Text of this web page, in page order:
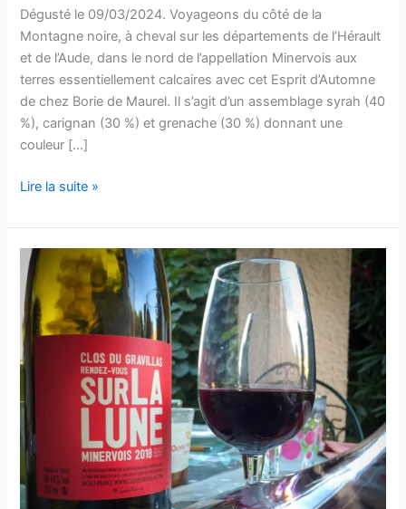
Dégusté le 09/03/2024. Voyageons du côté de la
Montagne noire, à cheval sur les départements de l’Hérault
et de l’Aude, dans le nord de l’appellation Minervois aux
terres essentiellement calcaires avec cet Esprit d’Automne
de chez Borie de Maurel. Il s’agit d’un assemblage syrah (40
%), carignan (30 %) et grenache (30 %) donnant une
couleur […]
Minervois
Esprit
d’Automne
Domaine
Borie
de
Maurel
2020
Lire la suite »